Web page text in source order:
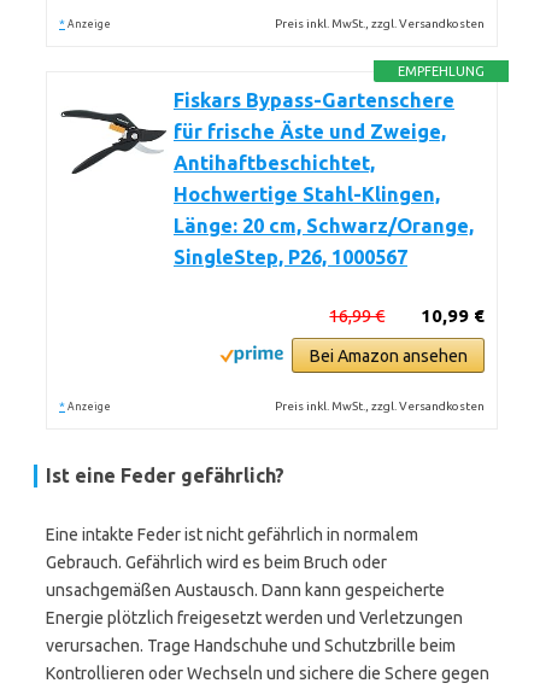
* Anzeige Preis inkl. MwSt., zzgl. Versandkosten
EMPFEHLUNG
Fiskars Bypass-Gartenschere
für frische Äste und Zweige,
Antihaftbeschichtet,
Hochwertige Stahl-Klingen,
Länge: 20 cm, Schwarz/Orange,
SingleStep, P26, 1000567
10,99 €
16,99 €
Bei Amazon ansehen
* Anzeige Preis inkl. MwSt., zzgl. Versandkosten
Ist eine Feder gefährlich?
Eine intakte Feder ist nicht gefährlich in normalem
Gebrauch. Gefährlich wird es beim Bruch oder
unsachgemäßen Austausch. Dann kann gespeicherte
Energie plötzlich freigesetzt werden und Verletzungen
verursachen. Trage Handschuhe und Schutzbrille beim
Kontrollieren oder Wechseln und sichere die Schere gegen